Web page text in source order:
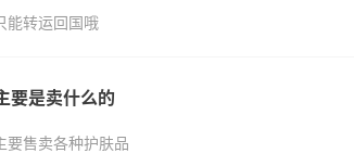
能转运回国哦
要是卖什么的
要售卖各种护肤品
1